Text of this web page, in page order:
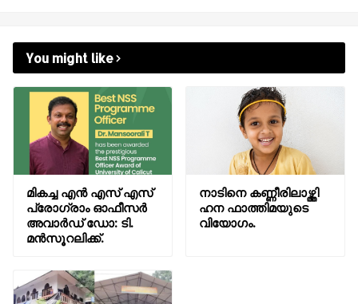
You might like
മികച്ച എൻ എസ് എസ്
പ്രോഗ്രാം ഓഫീസർ
അവാർഡ് ഡോ: ടി.
മൻസൂറലിക്ക്.
നാടിനെ കണ്ണീരിലാഴ്ത്തി
ഹന ഫാത്തിമയുടെ
വിയോഗം.